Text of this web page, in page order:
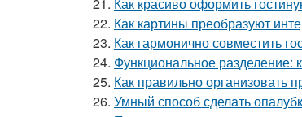
22. Как картины преобразуют
23. Как гармонично совместить
24. Функциональное разделение:
25. Как правильно организовать
26. Умный способ сделать